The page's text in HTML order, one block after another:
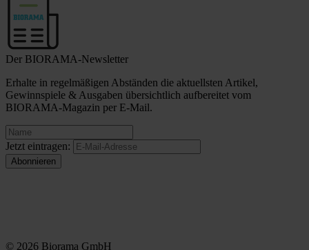
Der BIORAMA-Newsletter
Erhalte in regelmäßigen Abständen die aktuellsten Artikel,
Gewinnspiele & Ausgaben übersichtlich aufbereitet vom
BIORAMA-Magazin per E-Mail.
Jetzt eintragen:
© 2026 Biorama GmbH